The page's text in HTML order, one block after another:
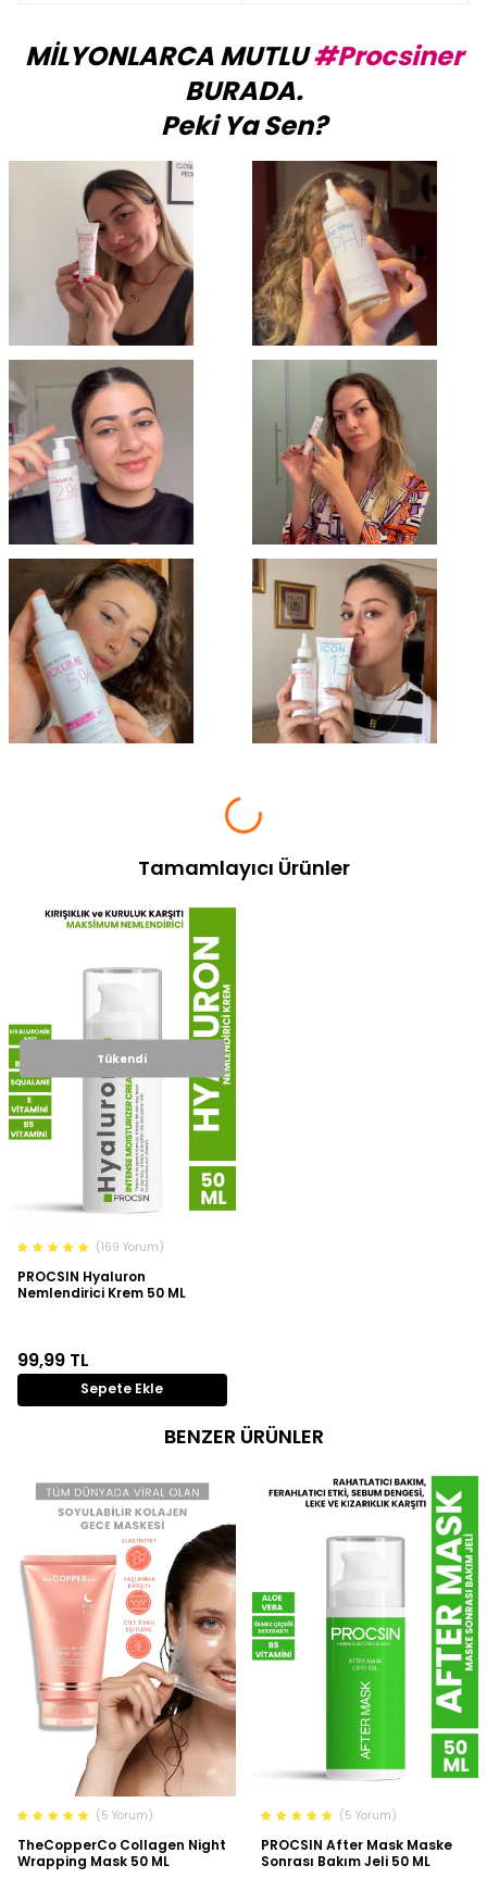
MİLYONLARCA MUTLU#Procsiner
BURADA.
Peki Ya Sen?
Tamamlayıcı Ürünler
Tükendi
(169 Yorum)
PROCSIN Hyaluron
Nemlendirici Krem 50 ML
99,99 TL
Sepete Ekle
BENZER ÜRÜNLER
(5 Yorum)
TheCopperCo Collagen Night
Wrapping Mask 50 ML
(5 Yorum)
PROCSIN After Mask Maske
Sonrası Bakım Jeli 50 ML